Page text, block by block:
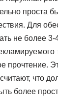
проста
Для
не более
что
более